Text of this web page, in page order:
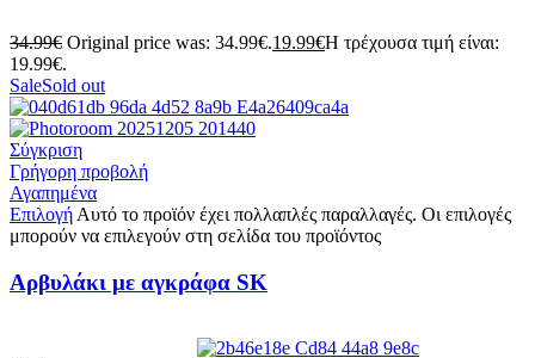
34.99€ Original price was: 34.99€.19.99€Η τρέχουσα τιμή είναι:
19.99€.
SaleSold out
Σύγκριση
Γρήγορη προβολή
Αγαπημένα
Επιλογή Αυτό το προϊόν έχει πολλαπλές παραλλαγές. Οι επιλογές
μπορούν να επιλεγούν στη σελίδα του προϊόντος
Aρβυλάκι με αγκράφα SK